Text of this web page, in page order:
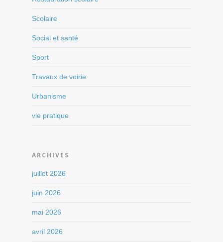
Scolaire
Social et santé
Sport
Travaux de voirie
Urbanisme
vie pratique
ARCHIVES
juillet 2026
juin 2026
mai 2026
avril 2026